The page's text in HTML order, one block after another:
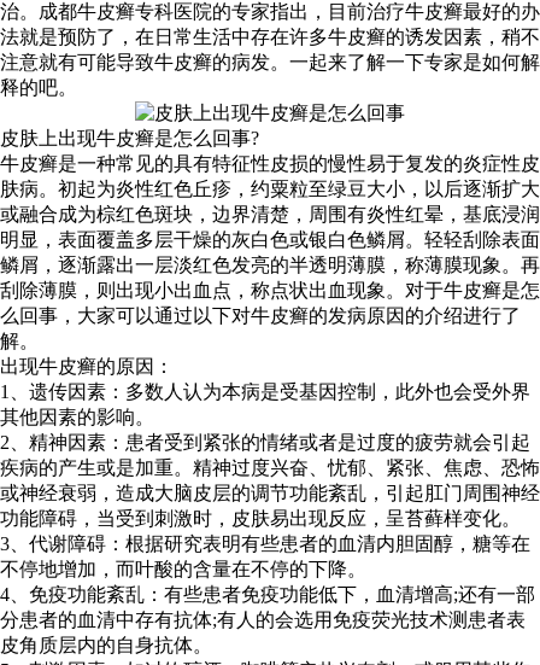
治。成都牛皮癣专科医院的专家指出，目前治疗牛皮癣最好的办
法就是预防了，在日常生活中存在许多牛皮癣的诱发因素，稍不
注意就有可能导致牛皮癣的病发。一起来了解一下专家是如何解
释的吧。
皮肤上出现牛皮癣是怎么回事?
牛皮癣是一种常见的具有特征性皮损的慢性易于复发的炎症性皮
肤病。初起为炎性红色丘疹，约粟粒至绿豆大小，以后逐渐扩大
或融合成为棕红色斑块，边界清楚，周围有炎性红晕，基底浸润
明显，表面覆盖多层干燥的灰白色或银白色鳞屑。轻轻刮除表面
鳞屑，逐渐露出一层淡红色发亮的半透明薄膜，称薄膜现象。再
刮除薄膜，则出现小出血点，称点状出血现象。对于牛皮癣是怎
么回事，大家可以通过以下对牛皮癣的发病原因的介绍进行了
解。
出现牛皮癣的原因：
1、遗传因素：多数人认为本病是受基因控制，此外也会受外界
其他因素的影响。
2、精神因素：患者受到紧张的情绪或者是过度的疲劳就会引起
疾病的产生或是加重。精神过度兴奋、忧郁、紧张、焦虑、恐怖
或神经衰弱，造成大脑皮层的调节功能紊乱，引起肛门周围神经
功能障碍，当受到刺激时，皮肤易出现反应，呈苔藓样变化。
3、代谢障碍：根据研究表明有些患者的血清内胆固醇，糖等在
不停地增加，而叶酸的含量在不停的下降。
4、免疫功能紊乱：有些患者免疫功能低下，血清增高;还有一部
分患者的血清中存有抗体;有人的会选用免疫荧光技术测患者表
皮角质层内的自身抗体。